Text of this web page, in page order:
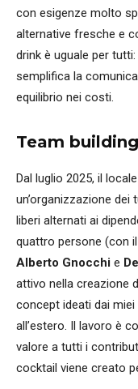
con esigenze molto
alternative fresche e
drink è uguale per tutti:
semplifica la
equilibrio nei costi.
Team
Dal luglio 2025, il
un’organizzazione dei
liberi alternati ai
quattro persone (con
Alberto Gnocchi e
attivo nella creazione
concept ideati dai
all’estero. Il lavoro è
valore a tutti i
cocktail viene creato